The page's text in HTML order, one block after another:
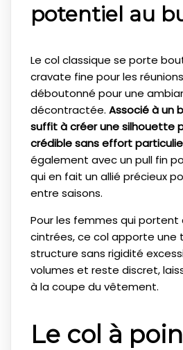
potentiel au
Le col classique se porte
cravate fine pour les
déboutonné pour une
décontractée. Associé à un
suffit à créer une silhouette
crédible sans effort
également avec un pull fin
qui en fait un allié précieux
entre saisons.
Pour les femmes qui portent
cintrées, ce col apporte une
structure sans rigidité
volumes et reste discret,
à la coupe du vêtement.
Le col à